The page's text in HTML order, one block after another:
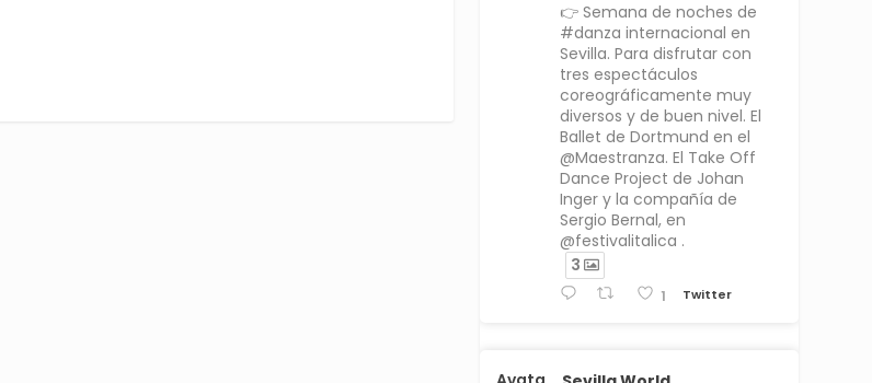
👉 Semana de noches de
#danza internacional en
Sevilla. Para disfrutar con
tres espectáculos
coreográficamente muy
diversos y de buen nivel. El
Ballet de Dortmund en el
@Maestranza. El Take Off
Dance Project de Johan
Inger y la compañía de
Sergio Bernal, en
@festivalitalica .
3
1 Twitter